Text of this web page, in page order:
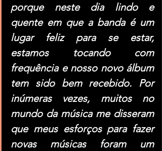
porque neste dia lindo e
quente em que a banda é um
lugar feliz para se estar,
estamos tocando com
frequência e nosso novo álbum
tem sido bem recebido. Por
inúmeras vezes, muitos no
mundo da música me disseram
que meus esforços para fazer
novas músicas foram um